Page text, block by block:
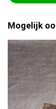
Mogelijk